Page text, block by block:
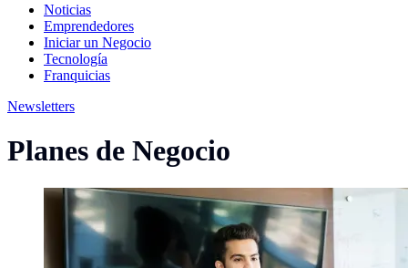
Noticias
Emprendedores
Iniciar un Negocio
Tecnología
Franquicias
Newsletters
Planes de Negocio